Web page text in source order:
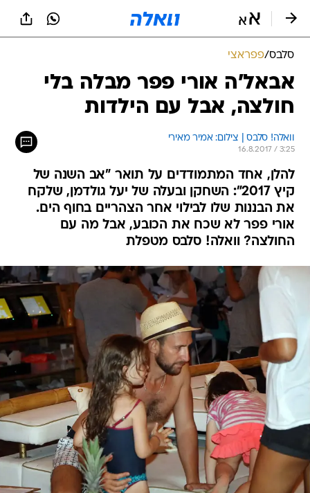
סלבס/פפראצי
אבאל'ה אורי פפר מבלה בלי
חולצה, אבל עם הילדות
וואלה! סלבס | צילום: אמיר מאירי
16.8.2017 / 3:25
להלן, אחד המתמודדים על תואר "אב השנה של
קיץ 2017": השחקן ובעלה של יעל גולדמן, שלקח
את הבננות שלו לבילוי אחר הצהריים בחוף הים.
אורי פפר לא שכח את הכובע, אבל מה עם
החולצה? וואלה! סלבס מטפלת